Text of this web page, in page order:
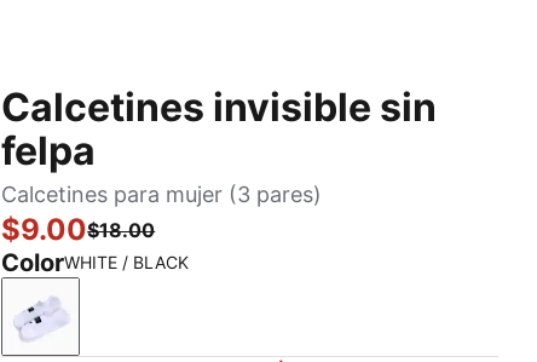
Calcetines invisible sin
felpa
Calcetines para mujer (3 pares)
$9.00$18.00
ColorWHITE / BLACK
WHITE / BLACK